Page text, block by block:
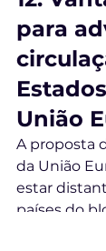
para
União
A proposta
da União
estar
países do